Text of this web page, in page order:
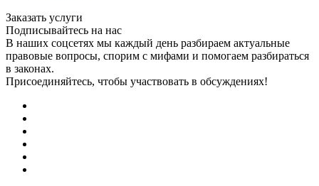
Заказать услуги
Подписывайтесь на нас
В наших соцсетях мы каждый день разбираем актуальные
правовые вопросы, спорим с мифами и помогаем разбираться
в законах.
Присоединяйтесь, чтобы участвовать в обсуждениях!